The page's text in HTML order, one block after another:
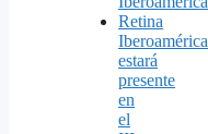
Retina
Iberoamérica
estará
presente
en
el